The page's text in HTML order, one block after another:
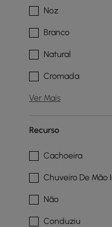
Noz
Branco
Natural
Cromada
Ver Mais
Recurso
Cachoeira
Chuveiro De Mão
Não
Conduziu